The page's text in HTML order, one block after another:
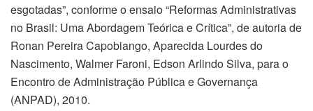
esgotadas”, conforme o ensaio “Reformas Administrativas
no Brasil: Uma Abordagem Teórica e Crítica”, de autoria de
Ronan Pereira Capobiango, Aparecida Lourdes do
Nascimento, Walmer Faroni, Edson Arlindo Silva, para o
Encontro de Administração Pública e Governança
(ANPAD), 2010.